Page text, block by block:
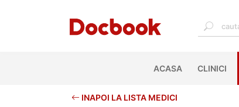
ACASA(CURRENT)
CLINICI
INAPOI LA LISTA MEDICI